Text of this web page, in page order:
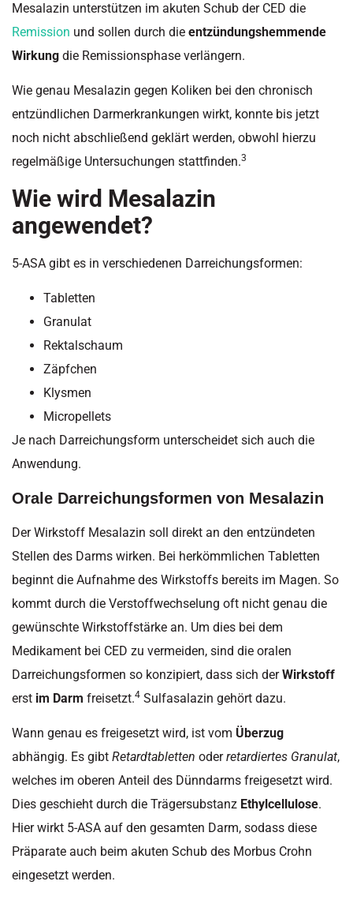
Mesalazin unterstützen im akuten Schub der CED die
Remission und sollen durch die entzündungshemmende
Wirkung die Remissionsphase verlängern.
Wie genau Mesalazin gegen Koliken bei den chronisch
entzündlichen Darmerkrankungen wirkt, konnte bis jetzt
noch nicht abschließend geklärt werden, obwohl hierzu
regelmäßige Untersuchungen stattfinden.3
Wie wird Mesalazin
angewendet?
5-ASA gibt es in verschiedenen Darreichungsformen:
Tabletten
Granulat
Rektalschaum
Zäpfchen
Klysmen
Micropellets
Je nach Darreichungsform unterscheidet sich auch die
Anwendung.
Orale Darreichungsformen von Mesalazin
Der Wirkstoff Mesalazin soll direkt an den entzündeten
Stellen des Darms wirken. Bei herkömmlichen Tabletten
beginnt die Aufnahme des Wirkstoffs bereits im Magen. So
kommt durch die Verstoffwechselung oft nicht genau die
gewünschte Wirkstoffstärke an. Um dies bei dem
Medikament bei CED zu vermeiden, sind die oralen
Darreichungsformen so konzipiert, dass sich derWirkstoff
erst im Darm freisetzt.4 Sulfasalazin gehört dazu.
Wann genau es freigesetzt wird, ist vom Überzug
abhängig. Es gibt Retardtabletten oderretardiertes Granulat,
welches im oberen Anteil des Dünndarms freigesetzt wird.
Dies geschieht durch die Trägersubstanz Ethylcellulose.
Hier wirkt 5-ASA auf den gesamten Darm, sodass diese
Präparate auch beim akuten Schub des Morbus Crohn
eingesetzt werden.